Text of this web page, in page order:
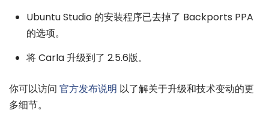
Ubuntu Studio 的安装程序已去掉了 Backports PPA
的选项。
将 Carla 升级到了 2.5.6版。
你可以访问 官方发布说明 以了解关于升级和技术变动的更
多细节。